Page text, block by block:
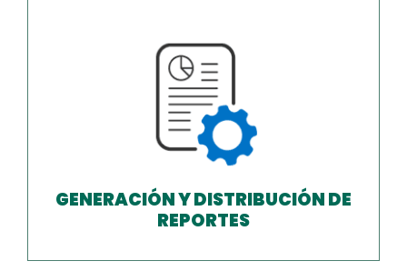
GENERACIÓN Y DISTRIBUCIÓN DE
REPORTES